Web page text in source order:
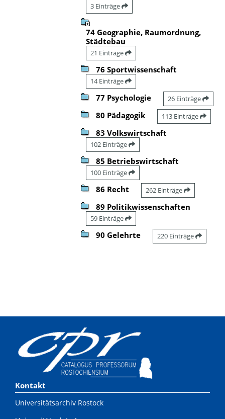
3 Einträge
74 Geographie, Raumordnung,
Städtebau
21 Einträge
76 Sportwissenschaft
14 Einträge
77 Psychologie 26 Einträge
80 Pädagogik 113 Einträge
83 Volkswirtschaft
102 Einträge
85 Betriebswirtschaft
100 Einträge
86 Recht 262 Einträge
89 Politikwissenschaften
59 Einträge
90 Gelehrte 220 Einträge
Kontakt
Universitätsarchiv Rostock